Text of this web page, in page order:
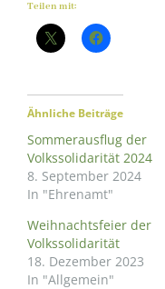
Teilen mit:
Ähnliche Beiträge
Sommerausflug der
Volkssolidarität 2024
8. September 2024
In "Ehrenamt"
Weihnachtsfeier der
Volkssolidarität
18. Dezember 2023
In "Allgemein"